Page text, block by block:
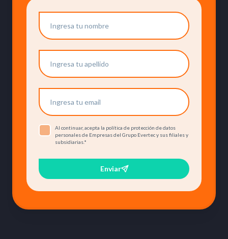
Al continuar, acepta la política de protección de datos
personales de Empresas del Grupo Evertec y sus filiales y
subsidiarias.*
Enviar